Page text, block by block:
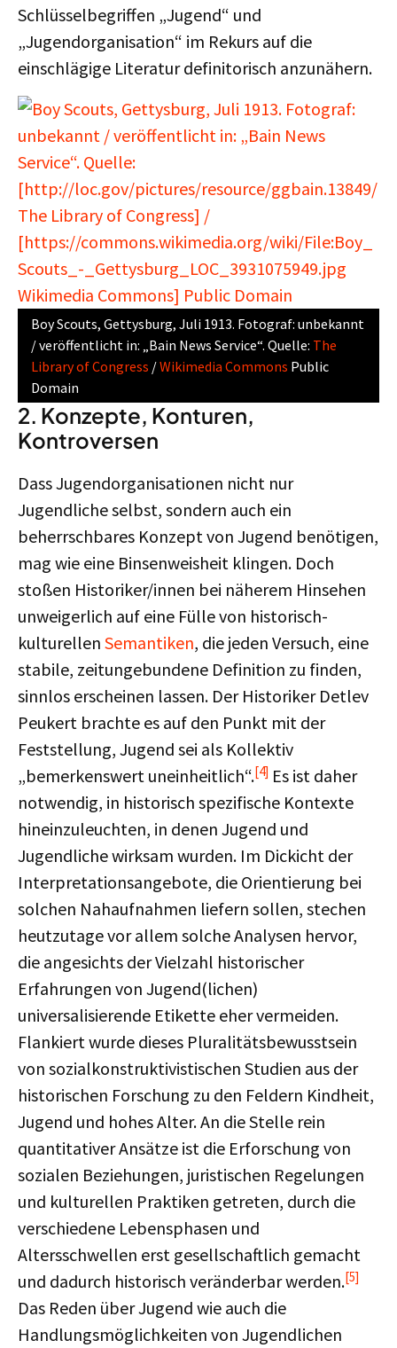
Schlüsselbegriffen „Jugend“ und
„Jugendorganisation“ im Rekurs auf die
einschlägige Literatur definitorisch anzunähern.
Boy Scouts, Gettysburg, Juli 1913. Fotograf: unbekannt
/ veröffentlicht in: „Bain News Service“. Quelle: The
Library of Congress /Wikimedia Commons Public
Domain
2. Konzepte, Konturen,
Kontroversen
Dass Jugendorganisationen nicht nur
Jugendliche selbst, sondern auch ein
beherrschbares Konzept von Jugend benötigen,
mag wie eine Binsenweisheit klingen. Doch
stoßen Historiker/innen bei näherem Hinsehen
unweigerlich auf eine Fülle von historisch-
kulturellen Semantiken, die jeden Versuch, eine
stabile, zeitungebundene Definition zu finden,
sinnlos erscheinen lassen. Der Historiker Detlev
Peukert brachte es auf den Punkt mit der
Feststellung, Jugend sei als Kollektiv
„bemerkenswert uneinheitlich“.[4] Es ist daher
notwendig, in historisch spezifische Kontexte
hineinzuleuchten, in denen Jugend und
Jugendliche wirksam wurden. Im Dickicht der
Interpretationsangebote, die Orientierung bei
solchen Nahaufnahmen liefern sollen, stechen
heutzutage vor allem solche Analysen hervor,
die angesichts der Vielzahl historischer
Erfahrungen von Jugend(lichen)
universalisierende Etikette eher vermeiden.
Flankiert wurde dieses Pluralitätsbewusstsein
von sozialkonstruktivistischen Studien aus der
historischen Forschung zu den Feldern Kindheit,
Jugend und hohes Alter. An die Stelle rein
quantitativer Ansätze ist die Erforschung von
sozialen Beziehungen, juristischen Regelungen
und kulturellen Praktiken getreten, durch die
verschiedene Lebensphasen und
Altersschwellen erst gesellschaftlich gemacht
und dadurch historisch veränderbar werden.[5]
Das Reden über Jugend wie auch die
Handlungsmöglichkeiten von Jugendlichen